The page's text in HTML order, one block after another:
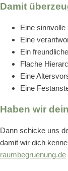
Damit
Eine
Eine
Ein
Flache
Eine
Eine
Haben wir
Dann schicke uns
damit wir dich
raumbegruenung.de